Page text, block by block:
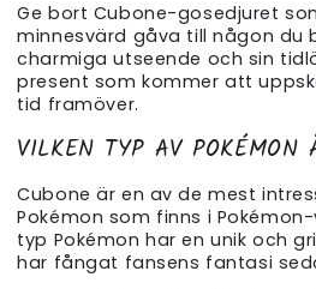
Ge bort Cubone-gosedjuret
minnesvärd gåva till någon du
charmiga utseende och sin
present som kommer att
tid framöver.
VILKEN TYP AV POKÉMON
Cubone är en av de mest
Pokémon som finns i
typ Pokémon har en unik och
har fångat fansens fantasi